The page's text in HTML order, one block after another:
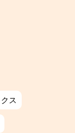
ス